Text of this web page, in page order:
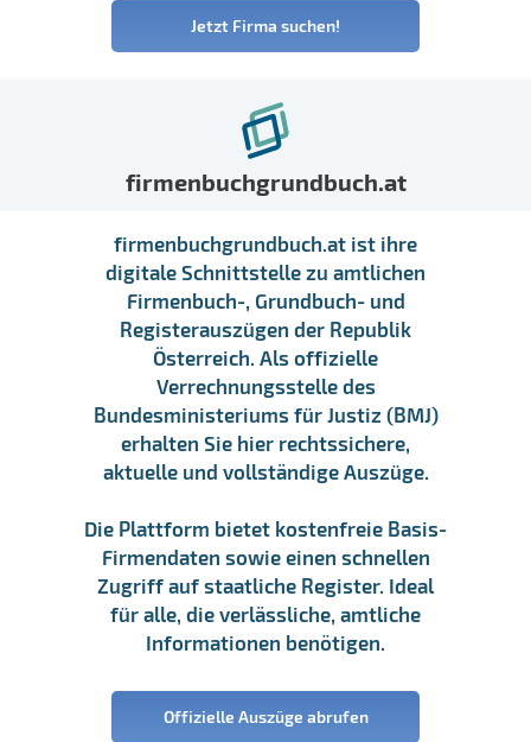
Jetzt Firma suchen!
firmenbuchgrundbuch.at
firmenbuchgrundbuch.at ist ihre
digitale Schnittstelle zu amtlichen
Firmenbuch-, Grundbuch- und
Registerauszügen der Republik
Österreich. Als offizielle
Verrechnungsstelle des
Bundesministeriums für Justiz (BMJ)
erhalten Sie hier rechtssichere,
aktuelle und vollständige Auszüge.
Die Plattform bietet kostenfreie Basis-
Firmendaten sowie einen schnellen
Zugriff auf staatliche Register. Ideal
für alle, die verlässliche, amtliche
Informationen benötigen.
Offizielle Auszüge abrufen